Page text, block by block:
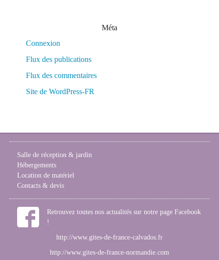
Méta
Connexion
Flux des publications
Flux des commentaires
Site de WordPress-FR
Salle de réception & jardin
Hébergements
Location de matériel
Contacts & devis
Retrouvez toutes nos actualités sur notre page Facebook
!
http://www.gites-de-france-calvados.fr
http://www.gites-de-france-normandie.com